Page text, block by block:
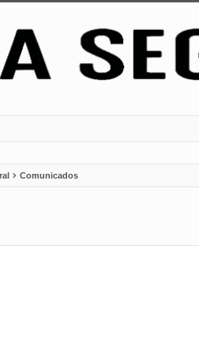
Comunicados